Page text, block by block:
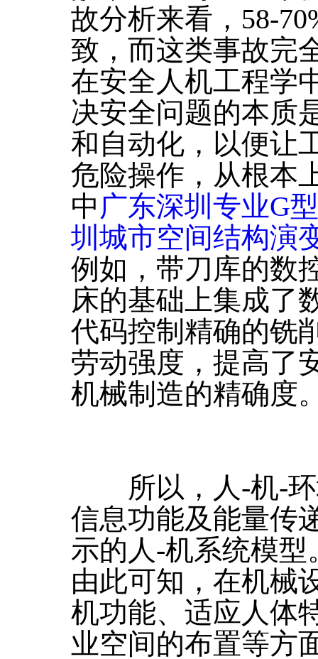
故分析来看，58-
致，而这类事故完
在安全人机工程学
决安全问题的本质
和自动化，以便让
危险操作，从根本
中 广东深圳专业G
圳城市空间结构演
例如，带刀库的数
床的基础上集成了
代码控制精确的铣
劳动强度，提高了
机械制造的精确度
所以，人-机-环
信息功能及能量传
示的人-机系统模型
由此可知，在机械
机功能、适应人体
业空间的布置等方